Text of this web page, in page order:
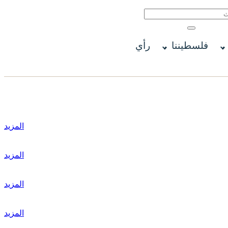
فلسطيننا رأي
المزيد
المزيد
المزيد
المزيد